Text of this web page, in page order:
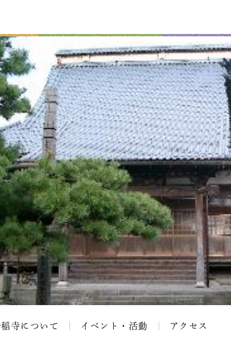
寺について イベント・活動 アクセス